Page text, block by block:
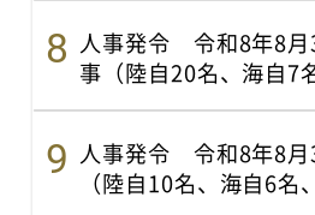
人事発令 令和8年8月
事（陸自20名、海自7
人事発令 令和8年8月
（陸自10名、海自6名